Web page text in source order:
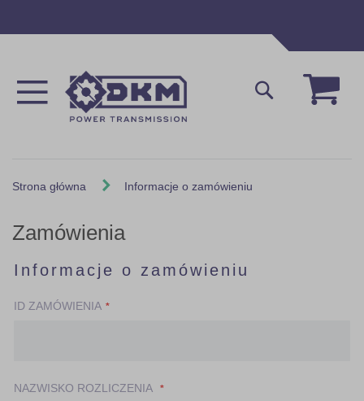
Mój
Szukaj
Strona główna Informacje o zamówieniu
Zamówienia
Informacje o zamówieniu
ID ZAMÓWIENIA
NAZWISKO ROZLICZENIA